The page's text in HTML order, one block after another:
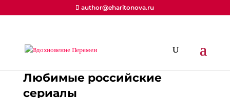
author@eharitonova.ru
Любимые российские
сериалы